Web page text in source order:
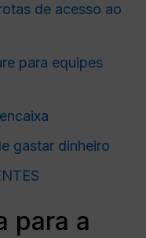
de acesso ao
para equipes
gastar dinheiro
para a